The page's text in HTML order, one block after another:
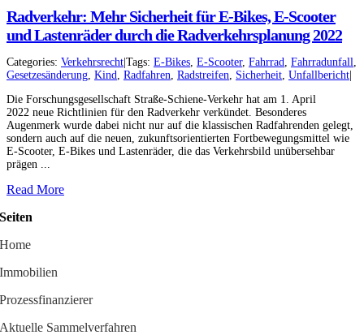
Facebook
Instagram
YouTube
LinkedIn
Radverkehr: Mehr Sicherheit für E-Bikes, E-Scooter
und Lastenräder durch die Radverkehrsplanung 2022
Categories: Verkehrsrecht Tags: E-Bikes, E-Scooter, Fahrrad, Fahrradunfall,
Gesetzesänderung, Kind, Radfahren, Radstreifen, Sicherheit, Unfallbericht
Die Forschungsgesellschaft Straße-Schiene-Verkehr hat am 1. April
2022 neue Richtlinien für den Radverkehr verkündet. Besonderes
Augenmerk wurde dabei nicht nur auf die klassischen Radfahrenden gelegt,
sondern auch auf die neuen, zukunftsorientierten Fortbewegungsmittel wie
E-Scooter, E-Bikes und Lastenräder, die das Verkehrsbild unübersehbar
prägen ...
Read More
Seiten
Home
Immobilien
Prozessfinanzierer
Aktuelle Sammelverfahren